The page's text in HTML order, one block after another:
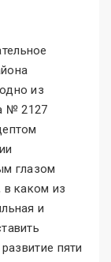
из
№ 2127
глазом
в каком из
и
пяти